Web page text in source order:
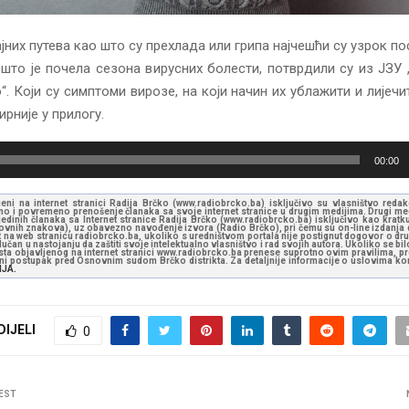
путева као што су прехлада или грипа најчешћи су узрок
је почела сезона вирусних болести, потврдили су из ЈЗУ
Који су симптоми вирозе, на који начин их ублажити и
у прилогу.
00:00
na internet stranici Radija Brčko (www.radiobrcko.ba) isključivo su vlasništvo
i povremeno prenošenje članaka sa svoje internet stranice u drugim medijima. Drugi
članaka sa Internet stranice Radija Brčko (www.radiobrcko.ba) isključivo kao
znakova), uz obavezno navođenje izvora (Radio Brčko), pri čemu su on-line izdanja
na web stranicu radiobrcko.ba, ukoliko s uredništvom portala nije postignut dogovor o
u nastojanju da zaštiti svoje intelektualno vlasništvo i rad svojih autora. Ukoliko se
objavljenog na internet stranici www.radiobrcko.ba prenese suprotno ovim pravilima,
postupak pred Osnovnim sudom Brčko distrikta. Za detaljnije informacije o uslovima
0